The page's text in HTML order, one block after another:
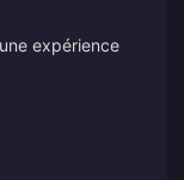
expérience